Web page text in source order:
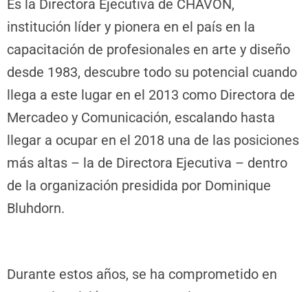
Es la Directora Ejecutiva de CHAVÓN,
institución líder y pionera en el país en la
capacitación de profesionales en arte y diseño
desde 1983, descubre todo su potencial cuando
llega a este lugar en el 2013 como Directora de
Mercadeo y Comunicación, escalando hasta
llegar a ocupar en el 2018 una de las posiciones
más altas – la de Directora Ejecutiva – dentro
de la organización presidida por Dominique
Bluhdorn.
Durante estos años, se ha comprometido en